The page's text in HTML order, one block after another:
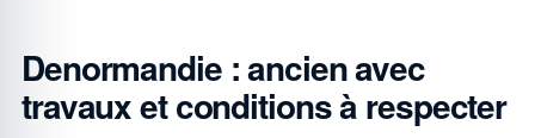
Denormandie : ancien avec
travaux et conditions à respecter